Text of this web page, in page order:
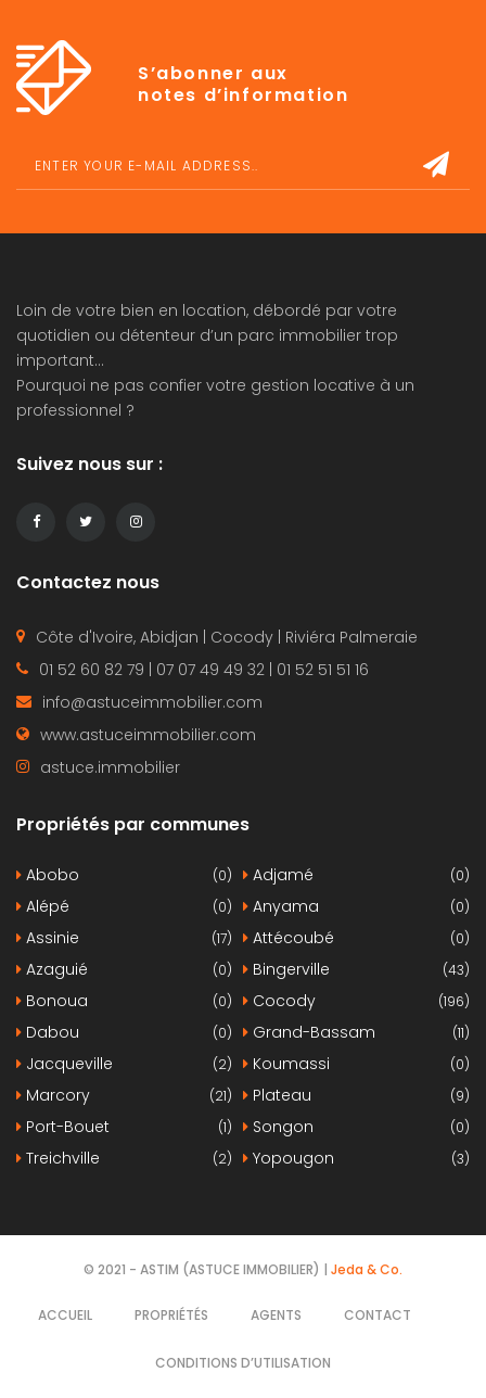
S’abonner aux
notes d’information
Loin de votre bien en location, débordé par votre
quotidien ou détenteur d’un parc immobilier trop
important…
Pourquoi ne pas confier votre gestion locative à un
professionnel ?
Suivez nous sur :
Contactez nous
Côte d'Ivoire, Abidjan | Cocody | Riviéra Palmeraie
01 52 60 82 79 | 07 07 49 49 32 | 01 52 51 51 16
info@astuceimmobilier.com
www.astuceimmobilier.com
astuce.immobilier
Propriétés par communes
Abobo (0) Adjamé (0)
Alépé (0) Anyama (0)
Assinie (17) Attécoubé (0)
Azaguié (0) Bingerville (43)
Bonoua (0) Cocody (196)
Dabou (0) Grand-Bassam (11)
Jacqueville (2) Koumassi (0)
Marcory (21) Plateau (9)
Port-Bouet (1) Songon (0)
Treichville (2) Yopougon (3)
© 2021 - ASTIM (ASTUCE IMMOBILIER) | Jeda & Co.
ACCUEIL PROPRIÉTÉS AGENTS CONTACT
CONDITIONS D’UTILISATION